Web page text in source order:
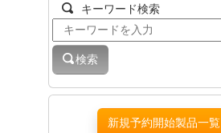
キーワード検索
検索
新規予約開始製品一覧